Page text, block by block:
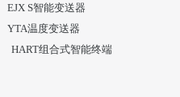
EJX S智能变送器
YTA温度变送器
HART组合式智能终端